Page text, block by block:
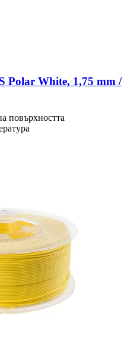
Polar White, 1,75 mm /
повърхността